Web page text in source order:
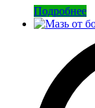
Подробнее